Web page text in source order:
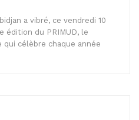
a vibré, ce vendredi 10
édition du PRIMUD, le
célèbre chaque année